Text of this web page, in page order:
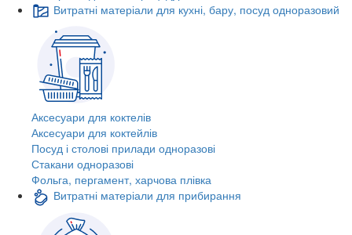
Витратні матеріали для кухні, бару, посуд одноразовий
Аксесуари для коктелів
Аксесуари для коктейлів
Посуд і столові прилади одноразові
Стакани одноразові
Фольга, пергамент, харчова плівка
Витратні матеріали для прибирання